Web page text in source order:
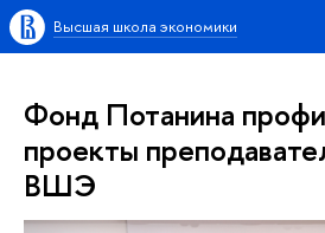
Высшая школа экономики
Фонд Потанина
проекты
ВШЭ